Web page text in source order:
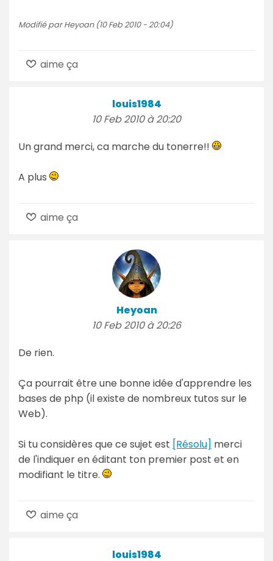
Modifié par Heyoan (10 Feb 2010 - 20:04)
aime ça
louis1984
10 Feb 2010 à 20:20
Un grand merci, ca marche du tonerre!!
A plus
aime ça
Heyoan
10 Feb 2010 à 20:26
De rien.
Ça pourrait être une bonne idée d'apprendre les
bases de php (il existe de nombreux tutos sur le
Web).
Si tu considères que ce sujet est [Résolu] merci
de l'indiquer en éditant ton premier post et en
modifiant le titre.
aime ça
louis1984